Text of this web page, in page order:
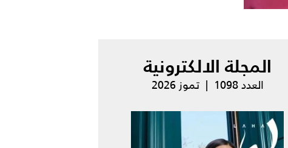
المجلة الالكترونية
العدد 1098 | تموز 2026